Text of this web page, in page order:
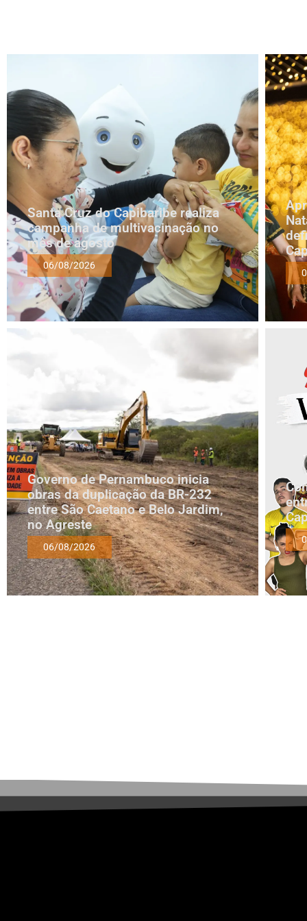
Santa Cruz do Capibaribe realiza
campanha de multivacinação no
mês de agosto
06/08/2026
Governo de Pernambuco inicia
obras da duplicação da BR-232
entre São Caetano e Belo Jardim,
no Agreste
06/08/2026